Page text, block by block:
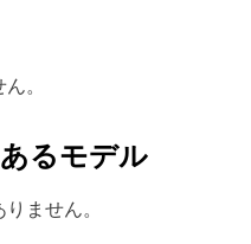
。
るモデル
ません。